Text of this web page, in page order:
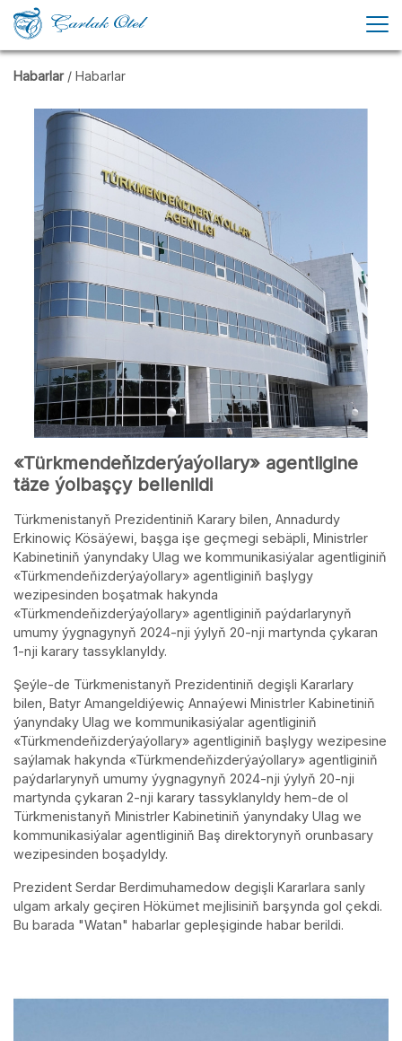
Habarlar / Habarlar
«Türkmendeňizderýaýollary» agentligine
täze ýolbaşçy bellenildi
Türkmenistanyň Prezidentiniň Karary bilen, Annadurdy
Erkinowiç Kösäýewi, başga işe geçmegi sebäpli, Ministrler
Kabinetiniň ýanyndaky Ulag we kommunikasiýalar agentliginiň
«Türkmendeňizderýaýollary» agentliginiň başlygy
wezipesinden boşatmak hakynda
«Türkmendeňizderýaýollary» agentliginiň paýdarlarynyň
umumy ýygnagynyň 2024-nji ýylyň 20-nji martynda çykaran
1-nji karary tassyklanyldy.
Şeýle-de Türkmenistanyň Prezidentiniň degişli Kararlary
bilen, Batyr Amangeldiýewiç Annaýewi Ministrler Kabinetiniň
ýanyndaky Ulag we kommunikasiýalar agentliginiň
«Türkmendeňizderýaýollary» agentliginiň başlygy wezipesine
saýlamak hakynda «Türkmendeňizderýaýollary» agentliginiň
paýdarlarynyň umumy ýygnagynyň 2024-nji ýylyň 20-nji
martynda çykaran 2-nji karary tassyklanyldy hem-de ol
Türkmenistanyň Ministrler Kabinetiniň ýanyndaky Ulag we
kommunikasiýalar agentliginiň Baş direktorynyň orunbasary
wezipesinden boşadyldy.
Prezident Serdar Berdimuhamedow degişli Kararlara sanly
ulgam arkaly geçiren Hökümet mejlisiniň barşynda gol çekdi.
Bu barada "Watan" habarlar gepleşiginde habar berildi.